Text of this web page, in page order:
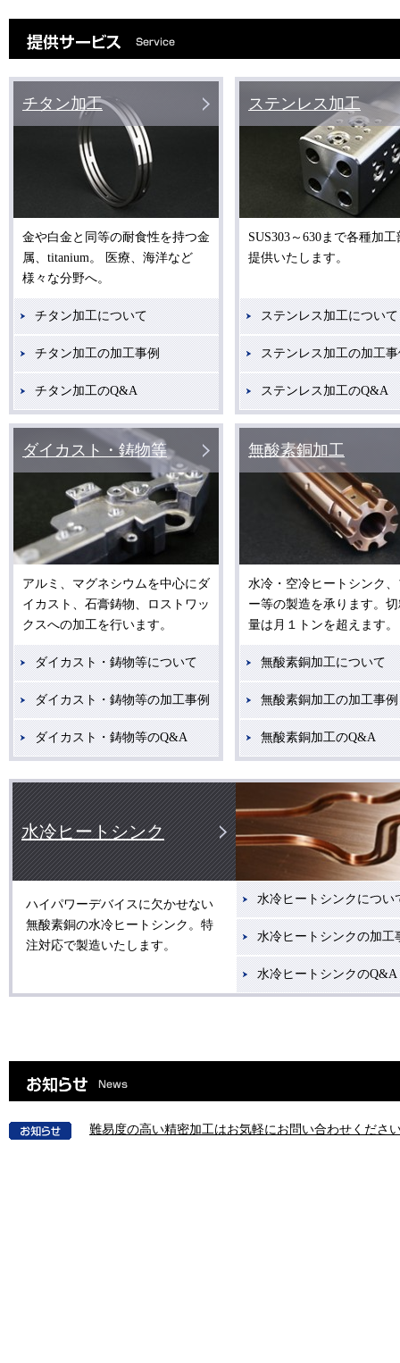
チタン加工
金や白金と同等の耐食性を持つ金
属、titanium。 医療、海洋など
様々な分野へ。
チタン加工について
チタン加工の加工事例
チタン加工のQ&A
ステンレス加工
SUS303～630まで各種加
提供いたします。
ステンレス加工について
ステンレス加工の加工
ステンレス加工のQ&A
ダイカスト・鋳物等
アルミ、マグネシウムを中心にダ
イカスト、石膏鋳物、ロストワッ
クスへの加工を行います。
ダイカスト・鋳物等について
ダイカスト・鋳物等の加工事例
ダイカスト・鋳物等のQ&A
無酸素銅加工
水冷・空冷ヒートシンク
ー等の製造を承ります。
量は月１トンを超えます。
無酸素銅加工について
無酸素銅加工の加工事例
無酸素銅加工のQ&A
水冷ヒートシンク
ハイパワーデバイスに欠かせない
無酸素銅の水冷ヒートシンク。特
注対応で製造いたします。
水冷ヒートシンクについ
水冷ヒートシンクの加工
水冷ヒートシンクのQ&A
難易度の高い精密加工はお気軽にお問い合わせくださ